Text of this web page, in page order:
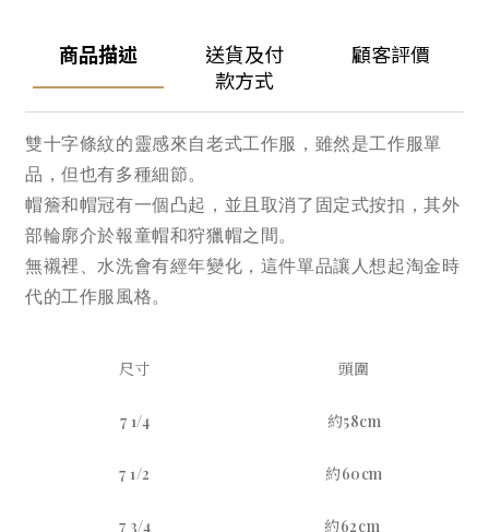
商品描述
送貨及付
款方式
顧客評價
雙十字條紋的靈感來自老式工作服，雖然是工作服單
品，但也有多種細節。
帽簷和帽冠有一個凸起，並且取消了固定式按扣，其外
部輪廓介於報童帽和狩獵帽之間。
無襯裡、水洗會有經年變化，這件單品讓人想起淘金時
代的工作服風格。
尺寸 頭圍
7 1/4 約58cm
7 1/2 約60cm
7 3/4 約62cm